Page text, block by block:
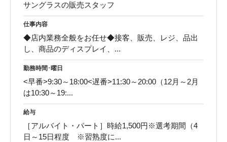
サングラスの販売スタッフ
仕事内容
◆店内業務全般をお任せ◆接客、販売、レジ、品出
し、商品のディスプレイ、...
勤務時間･曜日
<早番>9:30～18:00<遅番>11:30～20:00（12月～2月
は10:30～19:...
給与
［アルバイト・パート］時給1,500円※選考期間（4
日～15日程度 ※習熟度に...